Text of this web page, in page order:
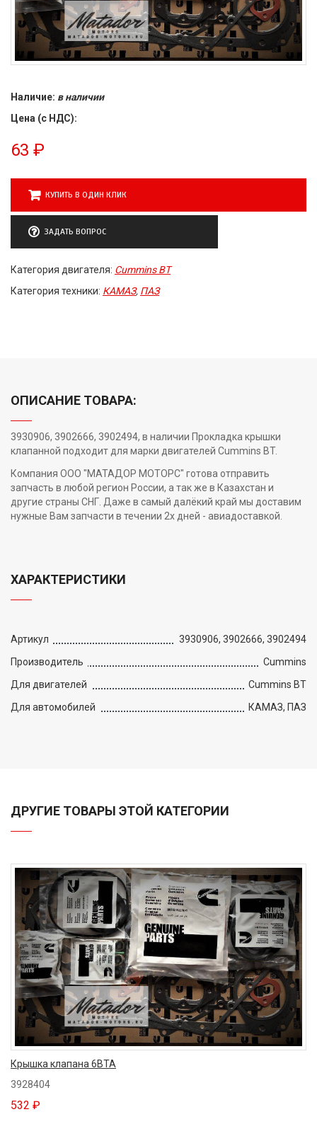
Наличие: в наличии
Цена (с НДС):
63 ₽
КУПИТЬ В ОДИН КЛИК
ЗАДАТЬ ВОПРОС
Категория двигателя: Cummins BT
Категория техники: КАМАЗ, ПАЗ
ОПИСАНИЕ ТОВАРА:
3930906, 3902666, 3902494, в наличии Прокладка крышки
клапанной подходит для марки двигателей Cummins BT.
Компания ООО "МАТАДОР МОТОРС" готова отправить
запчасть в любой регион России, а так же в Казахстан и
другие страны СНГ. Даже в самый далёкий край мы доставим
нужные Вам запчасти в течении 2х дней - авиадоставкой.
ХАРАКТЕРИСТИКИ
Артикул
3930906, 3902666, 3902494
Производитель
Cummins
Для двигателей
Cummins BT
Для автомобилей
КАМАЗ, ПАЗ
ДРУГИЕ ТОВАРЫ ЭТОЙ КАТЕГОРИИ
Крышка клапана 6BTA
3928404
532 ₽